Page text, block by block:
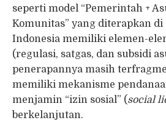
seperti model “Pemerintah +
Komunitas” yang diterapkan di
Indonesia memiliki elemen-
(regulasi, satgas, dan subsidi
penerapannya masih
memiliki mekanisme
menjamin “izin sosial” (social
berkelanjutan.